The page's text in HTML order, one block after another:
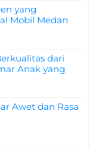
yang
Mobil Medan
dari
Anak yang
Awet dan Rasa